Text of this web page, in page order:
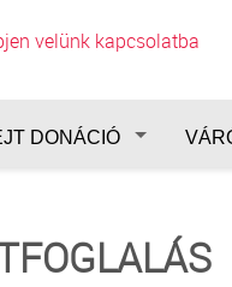
velünk kapcsolatba
DONÁCIÓ